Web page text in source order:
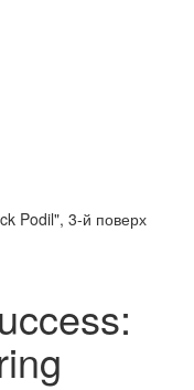
Podil", 3-й поверх